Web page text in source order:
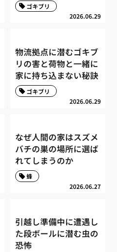
2026.06.29
ゴキブリ
物流拠点に潜むゴキブ
リの害と荷物と一緒に
家に持ち込まない秘訣
2026.06.29
ゴキブリ
なぜ人間の家はスズメ
バチの巣の場所に選ば
れてしまうのか
2026.06.27
蜂
引越し準備中に遭遇し
た段ボールに潜む虫の
恐怖